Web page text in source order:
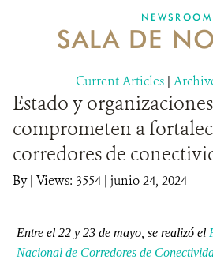
MECANISMO DE ATENCIÓN DE
DONA
NEWSROOM
SALA DE
Current Articles |
Estado y
comprometen a
corredores de
By| Views: 3554 | junio 24, 2024
Entre el 22 y 23 de mayo, se realizó el
Nacional de Corredores de